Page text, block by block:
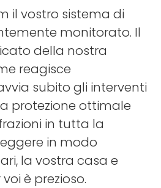
il vostro sistema di
monitorato. Il
della nostra
reagisce
subito gli interventi
protezione ottimale
in tutta la
in modo
la vostra casa e
è prezioso.